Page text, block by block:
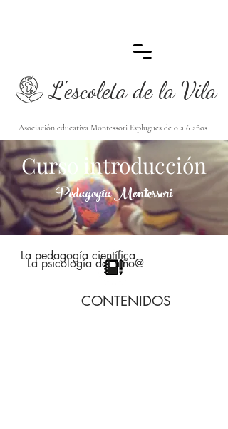
Asociación educativa Montessori Esplugues de 0 a 6 años
L'escoleta de la Vila
Curso introducción
Pedagogía Montessori
CONTENIDOS
La pedagogía científica
La psicología del niño@